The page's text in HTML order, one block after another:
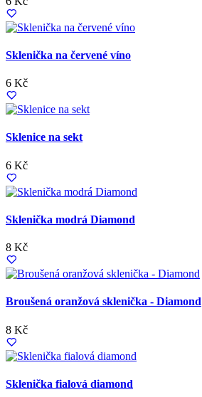
Sklenička na červené víno
6 Kč
Sklenice na sekt
6 Kč
Sklenička modrá Diamond
8 Kč
Broušená oranžová sklenička - Diamond
8 Kč
Sklenička fialová diamond